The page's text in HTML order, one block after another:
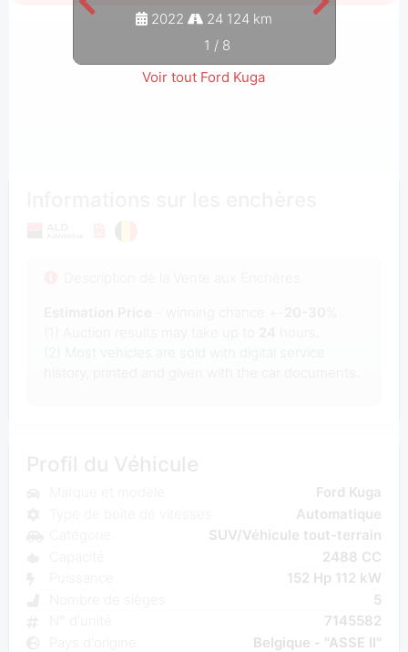
2022
24 124 km
1 / 8
Voir tout Ford Kuga
Ford Kuga
Automatique
SUV/Véhicule tout-terrain
2488 CC
152 Hp 112 kW
5
7145582
Belgique - "ASSE II"